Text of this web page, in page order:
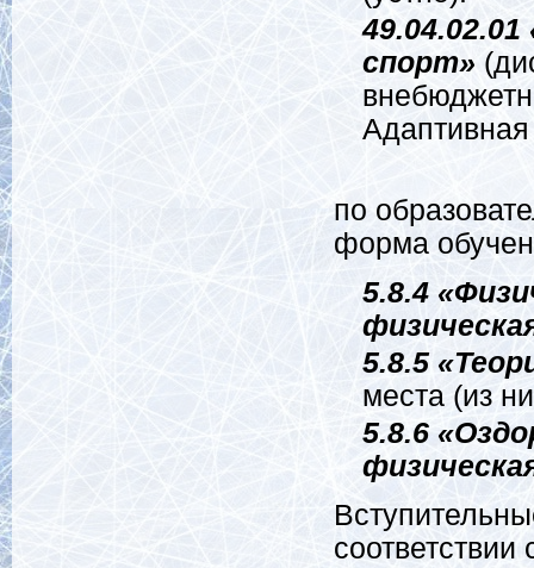
49.04.02.01
спорт»
Адаптивная
по
форма
5.8.4
5.8.5
места (из
5.8.6